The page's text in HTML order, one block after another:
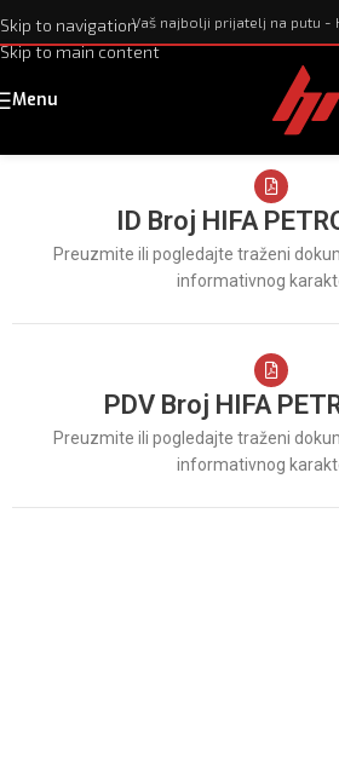
Skip to navigation
Skip to main content
Vaš najbolji prijatelj na putu -
Menu
ID Broj HIFA
Preuzmite ili pogledajte traženi
informativnog
PDV Broj HIFA
Preuzmite ili pogledajte traženi
informativnog